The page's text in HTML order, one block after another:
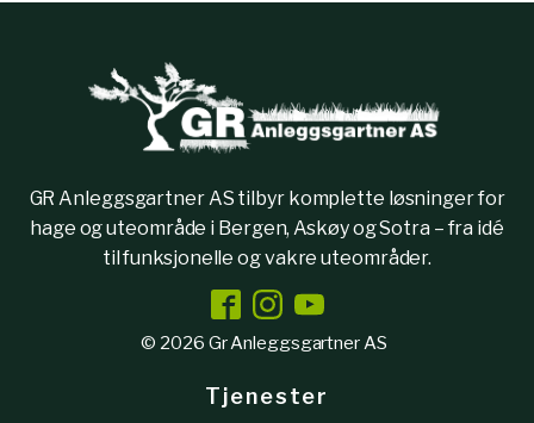
GR Anleggsgartner AS tilbyr komplette løsninger for
hage og uteområde i Bergen, Askøy og Sotra – fra idé
til funksjonelle og vakre uteområder.
© 2026 Gr Anleggsgartner AS
Tjenester